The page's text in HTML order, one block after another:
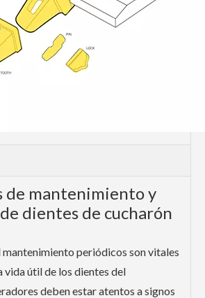
de mantenimiento y
dientes de cucharón
mantenimiento periódicos son vitales
vida útil de los dientes del
deben estar atentos a signos